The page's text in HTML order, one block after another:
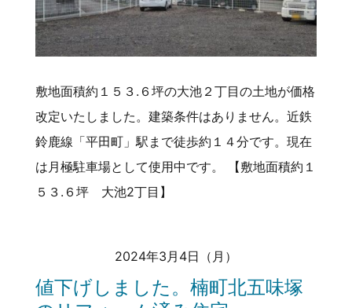
敷地面積約１５３.６坪の大池２丁目の土地が価格
改定いたしました。建築条件はありません。近鉄
鈴鹿線「平田町」駅まで徒歩約１４分です。現在
は月極駐車場として使用中です。 【敷地面積約１
５３.６坪 大池2丁目】
2024年3月4日（月）
値下げしました。楠町北五味塚